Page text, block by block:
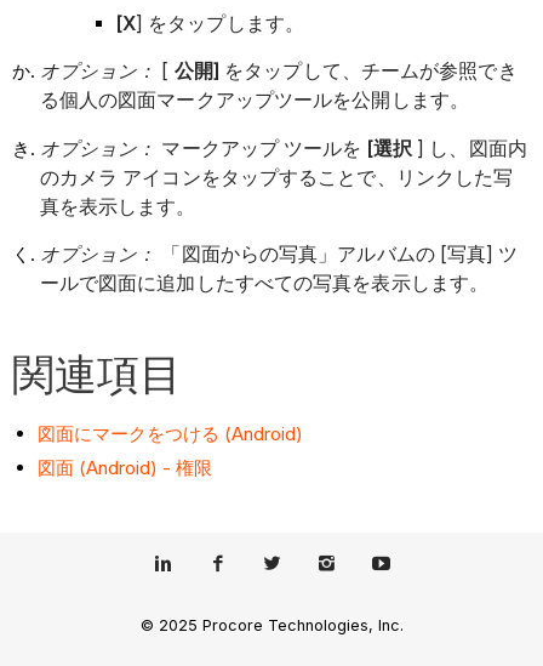
[X] をタップします。
オプション： [ 公開] をタップして、チームが参照でき
る個人の図面マークアップツールを公開します。
オプション： マークアップ ツールを [選択 ] し、図面内
のカメラ アイコンをタップすることで、リンクした写
真を表示します。
オプション：
「図面からの写真」アルバムの [写真] ツ
ールで図面に追加したすべての写真を表示します。
関連項目
図面にマークをつける (Android)
図面 (Android) - 権限
© 2025 Procore Technologies, Inc.